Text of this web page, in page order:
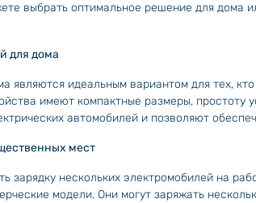
выбрать оптимальное решение для дома
для дома
являются идеальным вариантом для тех,
имеют компактные размеры, простоту
автомобилей и позволяют
мест
зарядку нескольких электромобилей на
модели. Они могут заряжать